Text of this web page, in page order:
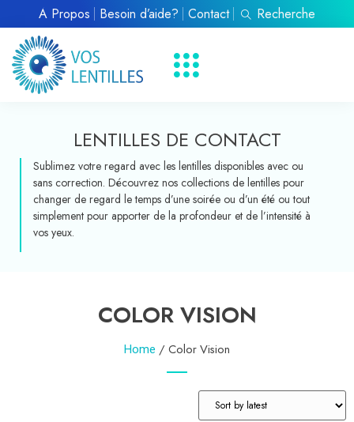
À Propos Besoin d’aide? Contact Recherche
LENTILLES DE CONTACT
Sublimez votre regard avec les lentilles disponibles avec ou
sans correction. Découvrez nos collections de lentilles pour
changer de regard le temps d’une soirée ou d’un été ou tout
simplement pour apporter de la profondeur et de l’intensité à
vos yeux.
COLOR VISION
Home / Color Vision